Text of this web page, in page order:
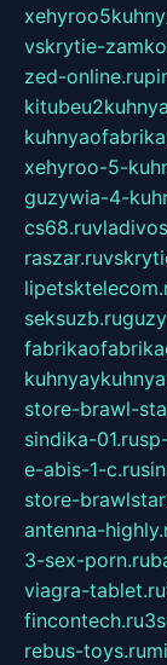
vskrytie-
zed-online.ru
xehyroo-5-
guzywia-4-
cs68.ru
raszar.ru
seksuzb.ru
store-brawl-
sindika-01.ru
e-abis-1-c.ru
store-
antenna-
3-sex-porn.ru
viagra-tablet.ru
fincontech.ru
rebus-toys.ru